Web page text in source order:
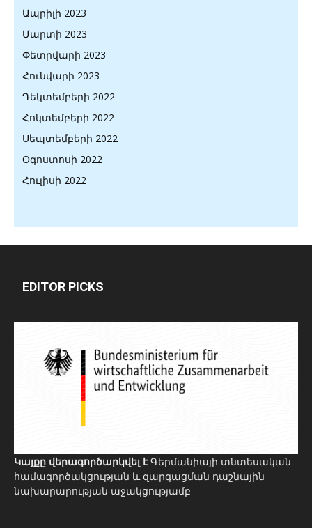
Ապրիլի 2023
Մարտի 2023
Փետրվարի 2023
Հունվարի 2023
Դեկտեմբերի 2022
Հոկտեմբերի 2022
Սեպտեմբերի 2022
Օգոստոսի 2022
Հուլիսի 2022
EDITOR PICKS
Կայքը վերագործարկվել էԳերմանիայի տնտեսական
համագործակցության և զարգացման դաշնային
նախարարության աջակցությամբ